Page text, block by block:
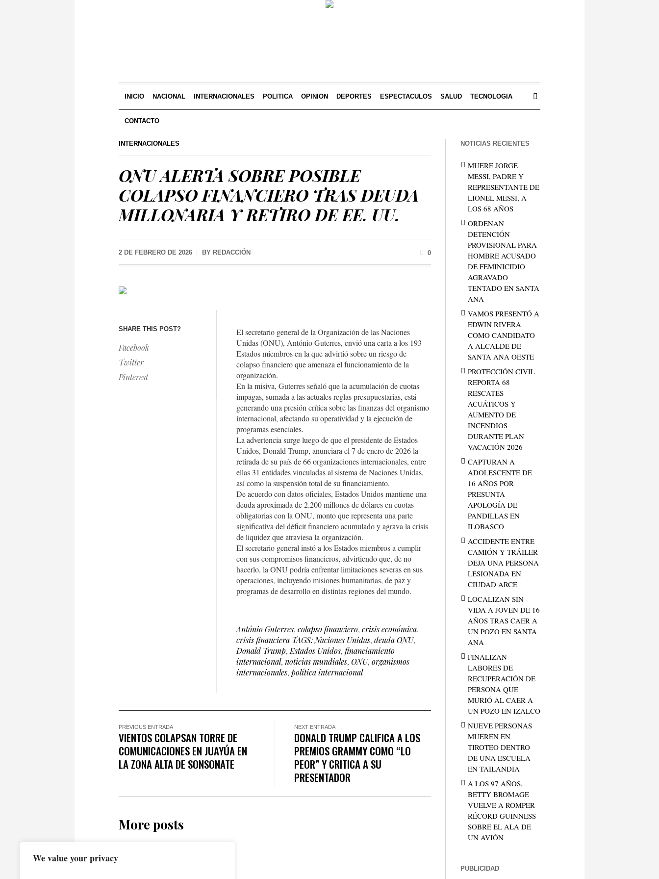
We value your privacy
INICIO NACIONAL INTERNACIONALES POLITICA OPINION DEPORTES ESPECTACULOS SALUD TECNOLOGIA
CONTACTO
INTERNACIONALES
ONU ALERTA SOBRE POSIBLE
COLAPSO FINANCIERO TRAS DEUDA
MILLONARIA Y RETIRO DE EE. UU.
2 DE FEBRERO DE 2026 BY REDACCIÓN 0
SHARE THIS POST?
Facebook
Twitter
Pinterest
El secretario general de la Organización de las Naciones
Unidas (ONU), António Guterres, envió una carta a los 193
Estados miembros en la que advirtió sobre un riesgo de
colapso financiero que amenaza el funcionamiento de la
organización.
En la misiva, Guterres señaló que la acumulación de cuotas
impagas, sumada a las actuales reglas presupuestarias, está
generando una presión crítica sobre las finanzas del organismo
internacional, afectando su operatividad y la ejecución de
programas esenciales.
La advertencia surge luego de que el presidente de Estados
Unidos, Donald Trump, anunciara el 7 de enero de 2026 la
retirada de su país de 66 organizaciones internacionales, entre
ellas 31 entidades vinculadas al sistema de Naciones Unidas,
así como la suspensión total de su financiamiento.
De acuerdo con datos oficiales, Estados Unidos mantiene una
deuda aproximada de 2.200 millones de dólares en cuotas
obligatorias con la ONU, monto que representa una parte
significativa del déficit financiero acumulado y agrava la crisis
de liquidez que atraviesa la organización.
El secretario general instó a los Estados miembros a cumplir
con sus compromisos financieros, advirtiendo que, de no
hacerlo, la ONU podría enfrentar limitaciones severas en sus
operaciones, incluyendo misiones humanitarias, de paz y
programas de desarrollo en distintas regiones del mundo.
António Guterres, colapso financiero, crisis económica,
crisis financiera TAGS: Naciones Unidas, deuda ONU,
Donald Trump,Estados Unidos, financiamiento
internacional, noticias mundiales, ONU, organismos
internacionales, política internacional
PREVIOUS ENTRADA
VIENTOS COLAPSAN TORRE DE
COMUNICACIONES EN JUAYÚA EN
LA ZONA ALTA DE SONSONATE
NEXT ENTRADA
DONALD TRUMP CALIFICA A LOS
PREMIOS GRAMMY COMO “LO
PEOR” Y CRITICA A SU
PRESENTADOR
More posts
NOTICIAS RECIENTES
MUERE JORGE
MESSI, PADRE Y
REPRESENTANTE DE
LIONEL MESSI, A
LOS 68 AÑOS
ORDENAN
DETENCIÓN
PROVISIONAL PARA
HOMBRE ACUSADO
DE FEMINICIDIO
AGRAVADO
TENTADO EN SANTA
ANA
VAMOS PRESENTÓ A
EDWIN RIVERA
COMO CANDIDATO
A ALCALDE DE
SANTA ANA OESTE
PROTECCIÓN CIVIL
REPORTA 68
RESCATES
ACUÁTICOS Y
AUMENTO DE
INCENDIOS
DURANTE PLAN
VACACIÓN 2026
CAPTURAN A
ADOLESCENTE DE
16 AÑOS POR
PRESUNTA
APOLOGÍA DE
PANDILLAS EN
ILOBASCO
ACCIDENTE ENTRE
CAMIÓN Y TRÁILER
DEJA UNA PERSONA
LESIONADA EN
CIUDAD ARCE
LOCALIZAN SIN
VIDA A JOVEN DE 16
AÑOS TRAS CAER A
UN POZO EN SANTA
ANA
FINALIZAN
LABORES DE
RECUPERACIÓN DE
PERSONA QUE
MURIÓ AL CAER A
UN POZO EN IZALCO
NUEVE PERSONAS
MUEREN EN
TIROTEO DENTRO
DE UNA ESCUELA
EN TAILANDIA
A LOS 97 AÑOS,
BETTY BROMAGE
VUELVE A ROMPER
RÉCORD GUINNESS
SOBRE EL ALA DE
UN AVIÓN
PUBLICIDAD